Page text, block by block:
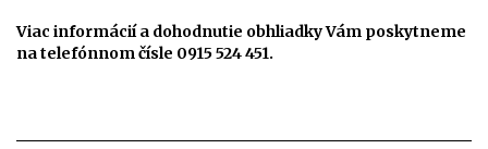
Viac informácií a dohodnutie obhliadky Vám poskytneme
na telefónnom čísle 0915 524 451.